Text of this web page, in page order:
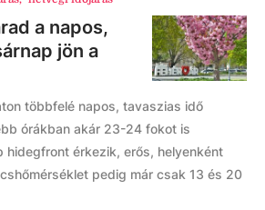
a napos,
jön a
többfelé napos, tavaszias idő
órákban akár 23-24 fokot is
hidegfront érkezik, erős, helyenként
pedig már csak 13 és 20